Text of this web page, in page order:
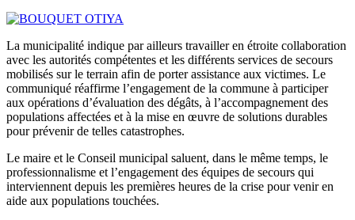
La municipalité indique par ailleurs travailler en étroite collaboration
avec les autorités compétentes et les différents services de secours
mobilisés sur le terrain afin de porter assistance aux victimes. Le
communiqué réaffirme l’engagement de la commune à participer
aux opérations d’évaluation des dégâts, à l’accompagnement des
populations affectées et à la mise en œuvre de solutions durables
pour prévenir de telles catastrophes.
Le maire et le Conseil municipal saluent, dans le même temps, le
professionnalisme et l’engagement des équipes de secours qui
interviennent depuis les premières heures de la crise pour venir en
aide aux populations touchées.